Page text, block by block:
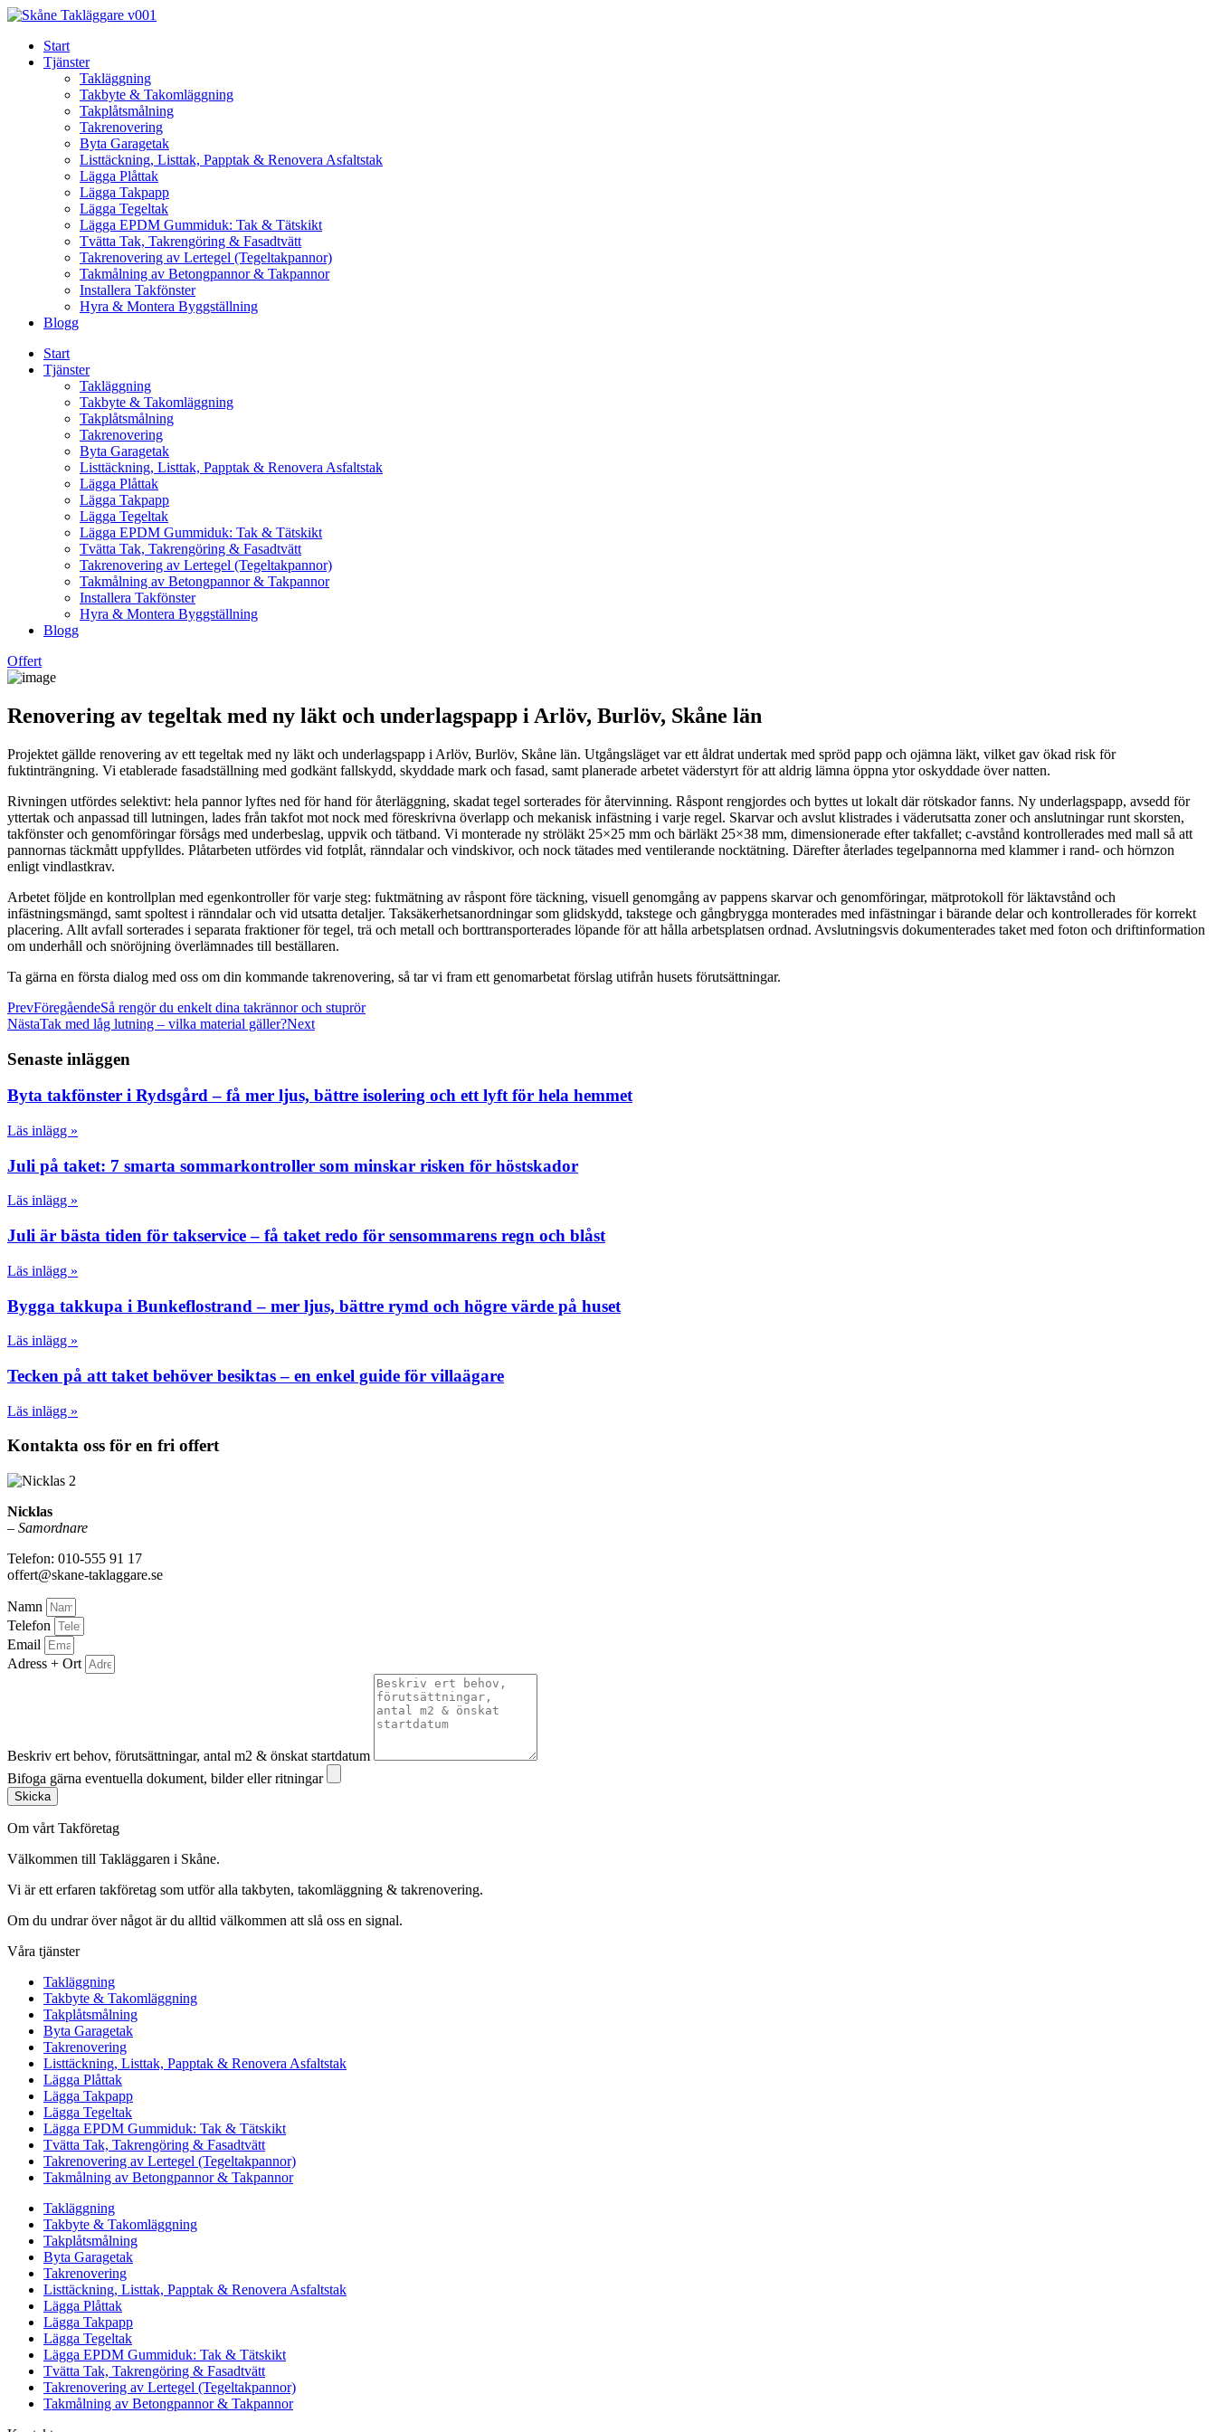
Skip
contentStart
Tjänster
Takläggning
Takbyte & Takomläggning
Takplåtsmålning
Takrenovering
Byta Garagetak
Listtäckning, Listtak, Papptak & Renovera Asfaltstak
Lägga Plåttak
Lägga Takpapp
Lägga Tegeltak
Lägga EPDM Gummiduk: Tak & Tätskikt
Tvätta Tak, Takrengöring & Fasadtvätt
Takrenovering av Lertegel (Tegeltakpannor)
Takmålning av Betongpannor & Takpannor
Installera Takfönster
Hyra & Montera Byggställning
Blogg
Start
Tjänster
Takläggning
Takbyte & Takomläggning
Takplåtsmålning
Takrenovering
Byta Garagetak
Listtäckning, Listtak, Papptak & Renovera Asfaltstak
Lägga Plåttak
Lägga Takpapp
Lägga Tegeltak
Lägga EPDM Gummiduk: Tak & Tätskikt
Tvätta Tak, Takrengöring & Fasadtvätt
Takrenovering av Lertegel (Tegeltakpannor)
Takmålning av Betongpannor & Takpannor
Installera Takfönster
Hyra & Montera Byggställning
Blogg
Offert
Renovering av tegeltak med ny läkt och underlagspapp i Arlöv, Burlöv, Skåne län
Projektet gällde renovering av ett tegeltak med ny läkt och underlagspapp i Arlöv, Burlöv, Skåne län. Utgångsläget var ett åldrat undertak med spröd papp och ojämna läkt, vilket gav ökad risk för
fuktinträngning. Vi etablerade fasadställning med godkänt fallskydd, skyddade mark och fasad, samt planerade arbetet väderstyrt för att aldrig lämna öppna ytor oskyddade över natten.
Rivningen utfördes selektivt: hela pannor lyftes ned för hand för återläggning, skadat tegel sorterades för återvinning. Råspont rengjordes och byttes ut lokalt där rötskador fanns. Ny underlagspapp, avsedd för
yttertak och anpassad till lutningen, lades från takfot mot nock med föreskrivna överlapp och mekanisk infästning i varje regel. Skarvar och avslut klistrades i väderutsatta zoner och anslutningar runt skorsten,
takfönster och genomföringar försågs med underbeslag, uppvik och tätband. Vi monterade ny ströläkt 25×25 mm och bärläkt 25×38 mm, dimensionerade efter takfallet; c-avstånd kontrollerades med mall så att
pannornas täckmått uppfylldes. Plåtarbeten utfördes vid fotplåt, ränndalar och vindskivor, och nock tätades med ventilerande nocktätning. Därefter återlades tegelpannorna med klammer i rand- och hörnzon
enligt vindlastkrav.
Arbetet följde en kontrollplan med egenkontroller för varje steg: fuktmätning av råspont före täckning, visuell genomgång av pappens skarvar och genomföringar, mätprotokoll för läktavstånd och
infästningsmängd, samt spoltest i ränndalar och vid utsatta detaljer. Taksäkerhetsanordningar som glidskydd, takstege och gångbrygga monterades med infästningar i bärande delar och kontrollerades för korrekt
placering. Allt avfall sorterades i separata fraktioner för tegel, trä och metall och borttransporterades löpande för att hålla arbetsplatsen ordnad. Avslutningsvis dokumenterades taket med foton och driftinformation
om underhåll och snöröjning överlämnades till beställaren.
Ta gärna en första dialog med oss om din kommande takrenovering, så tar vi fram ett genomarbetat förslag utifrån husets förutsättningar.
PrevFöregåendeSå rengör du enkelt dina takrännor och stuprör
NästaTak med låg lutning – vilka material gäller?Next
Senaste inläggen
Byta takfönster i Rydsgård – få mer ljus, bättre isolering och ett lyft för hela hemmet
Läs inlägg »
Juli på taket: 7 smarta sommarkontroller som minskar risken för höstskador
Läs inlägg »
Juli är bästa tiden för takservice – få taket redo för sensommarens regn och blåst
Läs inlägg »
Bygga takkupa i Bunkeflostrand – mer ljus, bättre rymd och högre värde på huset
Läs inlägg »
Tecken på att taket behöver besiktas – en enkel guide för villaägare
Läs inlägg »
Kontakta oss för en fri offert
Nicklas
– Samordnare
Telefon: 010-555 91 17
offert@skane-taklaggare.se
Namn
Telefon
Email
Adress + Ort
Beskriv ert behov, förutsättningar, antal m2 & önskat startdatum
Bifoga gärna eventuella dokument, bilder eller ritningar
Skicka
Om vårt Takföretag
Välkommen till Takläggaren i Skåne.
Vi är ett erfaren takföretag som utför alla takbyten, takomläggning & takrenovering.
Om du undrar över något är du alltid välkommen att slå oss en signal.
Våra tjänster
Takläggning
Takbyte & Takomläggning
Takplåtsmålning
Byta Garagetak
Takrenovering
Listtäckning, Listtak, Papptak & Renovera Asfaltstak
Lägga Plåttak
Lägga Takpapp
Lägga Tegeltak
Lägga EPDM Gummiduk: Tak & Tätskikt
Tvätta Tak, Takrengöring & Fasadtvätt
Takrenovering av Lertegel (Tegeltakpannor)
Takmålning av Betongpannor & Takpannor
Takläggning
Takbyte & Takomläggning
Takplåtsmålning
Byta Garagetak
Takrenovering
Listtäckning, Listtak, Papptak & Renovera Asfaltstak
Lägga Plåttak
Lägga Takpapp
Lägga Tegeltak
Lägga EPDM Gummiduk: Tak & Tätskikt
Tvätta Tak, Takrengöring & Fasadtvätt
Takrenovering av Lertegel (Tegeltakpannor)
Takmålning av Betongpannor & Takpannor